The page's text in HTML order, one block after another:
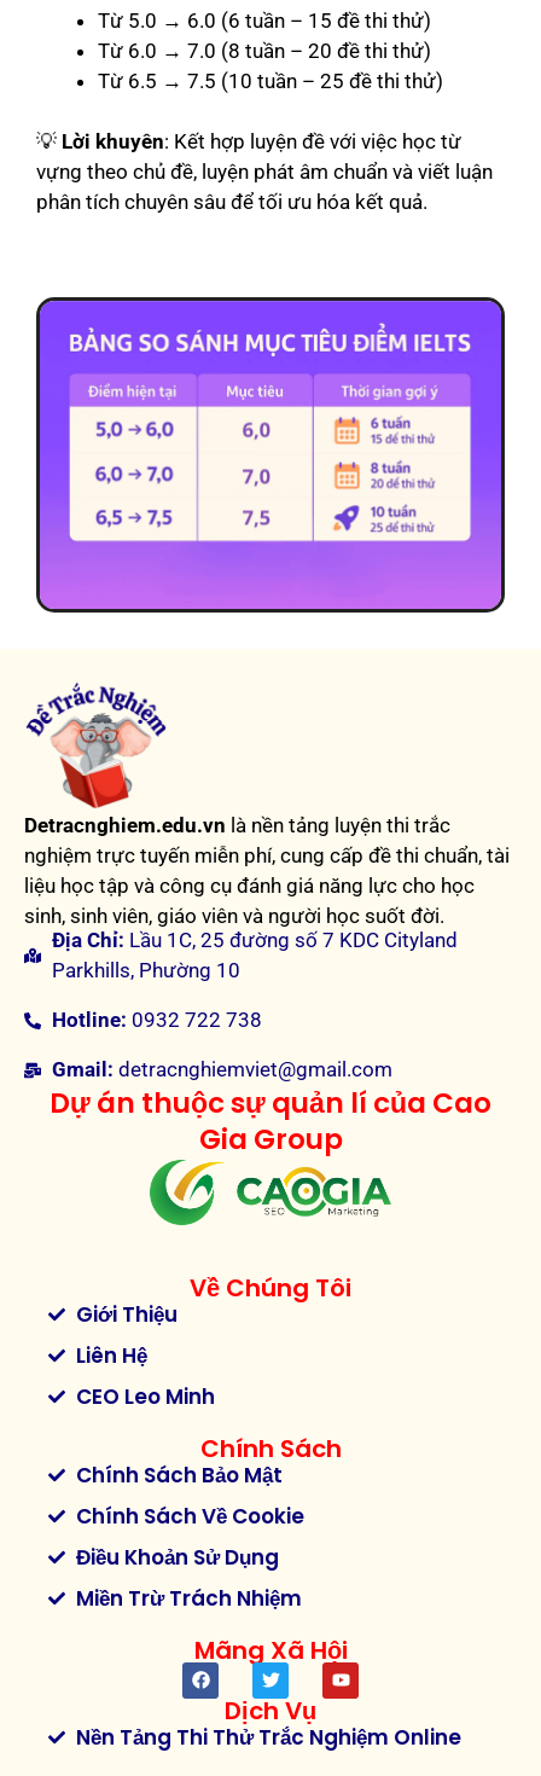
Từ 5.0 → 6.0 (6 tuần – 15 đề thi thử)
Từ 6.0 → 7.0 (8 tuần – 20 đề thi thử)
Từ 6.5 → 7.5 (10 tuần – 25 đề thi thử)
💡 Lời khuyên: Kết hợp luyện đề với việc học từ
vựng theo chủ đề, luyện phát âm chuẩn và viết luận
phân tích chuyên sâu để tối ưu hóa kết quả.
Detracnghiem.edu.vn là nền tảng luyện thi trắc
nghiệm trực tuyến miễn phí, cung cấp đề thi chuẩn, tài
liệu học tập và công cụ đánh giá năng lực cho học
sinh, sinh viên, giáo viên và người học suốt đời.
Địa Chỉ: Lầu 1C, 25 đường số 7 KDC Cityland
Parkhills, Phường 10
Hotline: 0932 722 738
Gmail: detracnghiemviet@gmail.com
Dự án thuộc sự quản lí của Cao
Gia Group
Về Chúng Tôi
Giới Thiệu
Liên Hệ
CEO Leo Minh
Chính Sách
Chính Sách Bảo Mật
Chính Sách Về Cookie
Điều Khoản Sử Dụng
Miền Trừ Trách Nhiệm
Mãng Xã Hội
Dịch Vụ
Nền Tảng Thi Thử Trắc Nghiệm Online